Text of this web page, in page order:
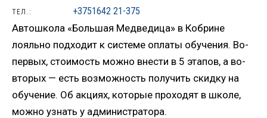
ТЕЛ.: +3751642 21-375
Автошкола «Большая Медведица» в Кобрине
лояльно подходит к системе оплаты обучения. Во-
первых, стоимость можно внести в 5 этапов, а во-
вторых — есть возможность получить скидку на
обучение. Об акциях, которые проходят в школе,
можно узнать у администратора.